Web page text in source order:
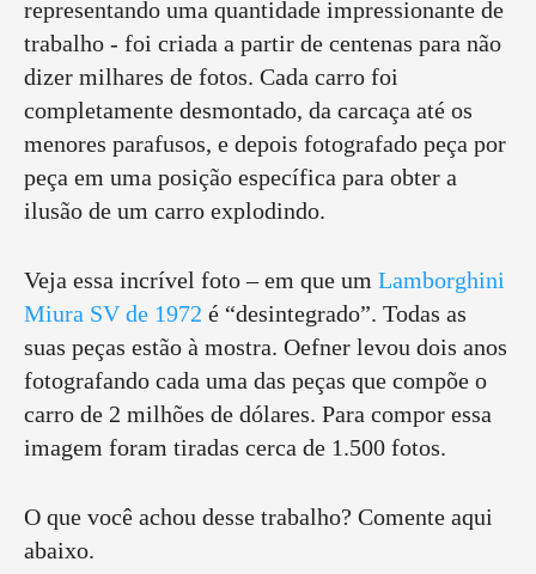
representando uma quantidade impressionante de
trabalho - foi criada a partir de centenas para não
dizer milhares de fotos. Cada carro foi
completamente desmontado, da carcaça até os
menores parafusos, e depois fotografado peça por
peça em uma posição específica para obter a
ilusão de um carro explodindo.
Veja essa incrível foto – em que um Lamborghini
Miura SV de 1972 é “desintegrado”. Todas as
suas peças estão à mostra. Oefner levou dois anos
fotografando cada uma das peças que compõe o
carro de 2 milhões de dólares. Para compor essa
imagem foram tiradas cerca de 1.500 fotos.
O que você achou desse trabalho? Comente aqui
abaixo.